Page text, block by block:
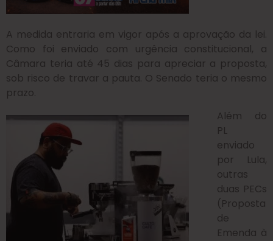
A medida entraria em vigor após a aprovação da lei.
Como foi enviado com urgência constitucional, a
Câmara teria até 45 dias para apreciar a proposta,
sob risco de travar a pauta. O Senado teria o mesmo
prazo.
Além do
PL
enviado
por Lula,
outras
duas PECs
(Proposta
de
Emenda à